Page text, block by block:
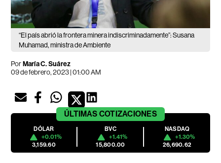
“El país abrió la frontera minera indiscriminadamente”: Susana
Muhamad, ministra de Ambiente
PorMaría C. Suárez
09 de febrero, 2023 | 01:00 AM
ÚLTIMAS COTIZACIONES
DÓLAR
+0.01%
3,159.60
BVC
+1.41%
15,800.00
NASDAQ
+1.30%
26,690.62